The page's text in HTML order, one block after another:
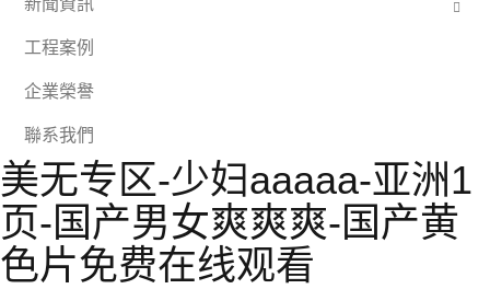
伊人射-91亚洲精品久久久蜜
桃网站-骚虎免费视频-91禁
在线动漫-视频一区亚洲-91
极品国产-日韩一级不卡-欧
美无专区-少妇aaaaa-亚洲1
页-国产男女爽爽爽-国产黄
色片免费在线观看
新聞資訊
工程案例
企業榮譽
聯系我們